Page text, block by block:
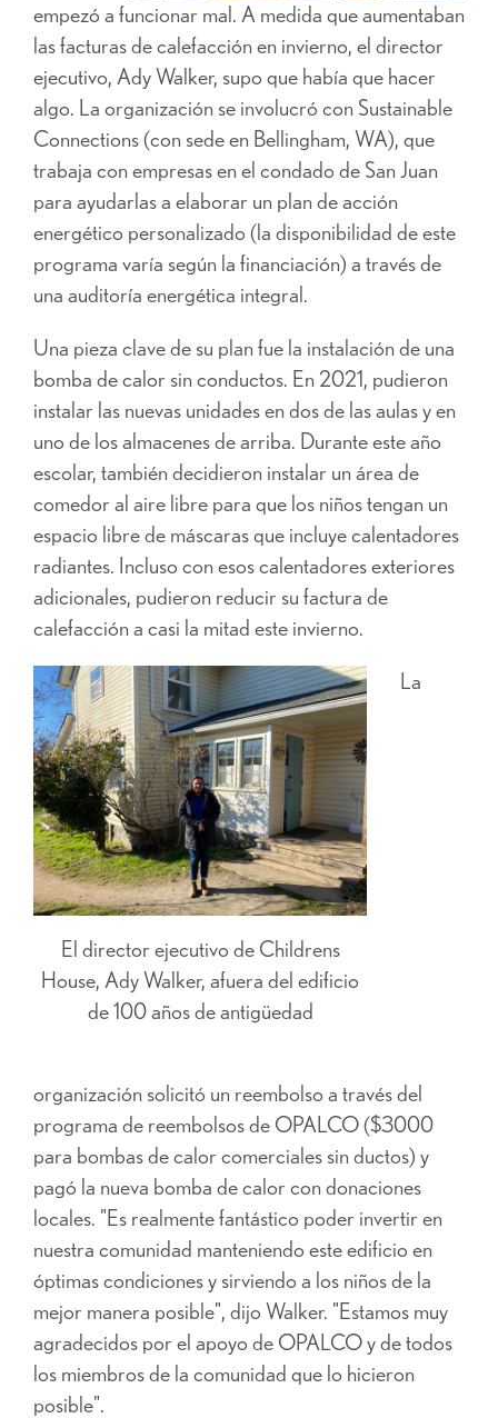
empezó a funcionar mal. A medida que aumentaban
las facturas de calefacción en invierno, el director
ejecutivo, Ady Walker, supo que había que hacer
algo. La organización se involucró con Sustainable
Connections (con sede en Bellingham, WA), que
trabaja con empresas en el condado de San Juan
para ayudarlas a elaborar un plan de acción
energético personalizado (la disponibilidad de este
programa varía según la financiación) a través de
una auditoría energética integral.
Una pieza clave de su plan fue la instalación de una
bomba de calor sin conductos. En 2021, pudieron
instalar las nuevas unidades en dos de las aulas y en
uno de los almacenes de arriba. Durante este año
escolar, también decidieron instalar un área de
comedor al aire libre para que los niños tengan un
espacio libre de máscaras que incluye calentadores
radiantes. Incluso con esos calentadores exteriores
adicionales, pudieron reducir su factura de
calefacción a casi la mitad este invierno.
El director ejecutivo de Childrens
House, Ady Walker, afuera del edificio
de 100 años de antigüedad
La
organización solicitó un reembolso a través del
programa de reembolsos de OPALCO ($3000
para bombas de calor comerciales sin ductos) y
pagó la nueva bomba de calor con donaciones
locales. "Es realmente fantástico poder invertir en
nuestra comunidad manteniendo este edificio en
óptimas condiciones y sirviendo a los niños de la
mejor manera posible", dijo Walker. "Estamos muy
agradecidos por el apoyo de OPALCO y de todos
los miembros de la comunidad que lo hicieron
posible".